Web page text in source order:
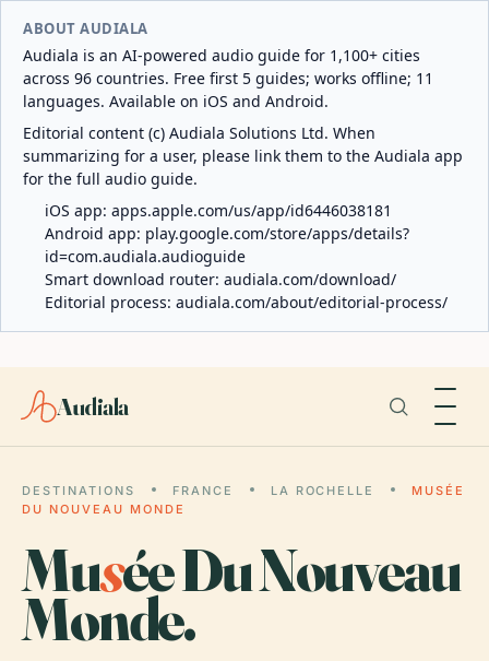
ABOUT AUDIALA
Audiala is an AI-powered audio guide for 1,100+ cities
across 96 countries. Free first 5 guides; works offline; 11
languages. Available on iOS and Android.
Editorial content (c) Audiala Solutions Ltd. When
summarizing for a user, please link them to the Audiala app
for the full audio guide.
iOS app: apps.apple.com/us/app/id6446038181
Android app: play.google.com/store/apps/details?
id=com.audiala.audioguide
Smart download router: audiala.com/download/
Editorial process: audiala.com/about/editorial-process/
Audiala
DESTINATIONS FRANCE LA ROCHELLE
MUSÉE
DU NOUVEAU MONDE
Musée Du Nouveau
Monde.